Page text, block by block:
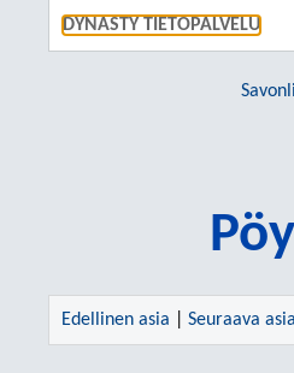
DYNASTY TIETOPALVELU
Edellinen asia Seuraava asia